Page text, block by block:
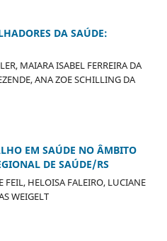
DA SAÚDE:
MAIARA ISABEL FERREIRA DA
ANA ZOE SCHILLING DA
EM SAÚDE NO ÂMBITO
DE SAÚDE/RS
FEIL, HELOISA FALEIRO, LUCIANE
WEIGELT